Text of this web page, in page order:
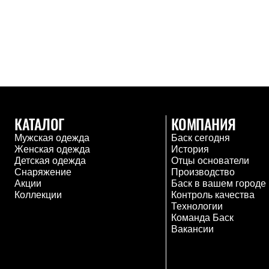
Жилеты
Комплект термобелья
Снаряжение
Палатки и тенты
Палатки
Тенты
Аксессуары для палаток
Рюкзаки
Экспедиционные
КАТАЛОГ
Мужская одежда
Женская одежда
Детская одежда
Снаряжение
Акции
Коллекции
КОМПАНИЯ
Баск сегодня
История
Отцы основатели
Производство
Баск в вашем городе
Контроль качества
Технологии
Команда Баск
Вакансии